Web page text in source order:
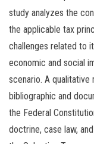
study analyzes the
the applicable tax
challenges related to
economic and social
scenario. A
bibliographic and
the Federal
doctrine, case law,